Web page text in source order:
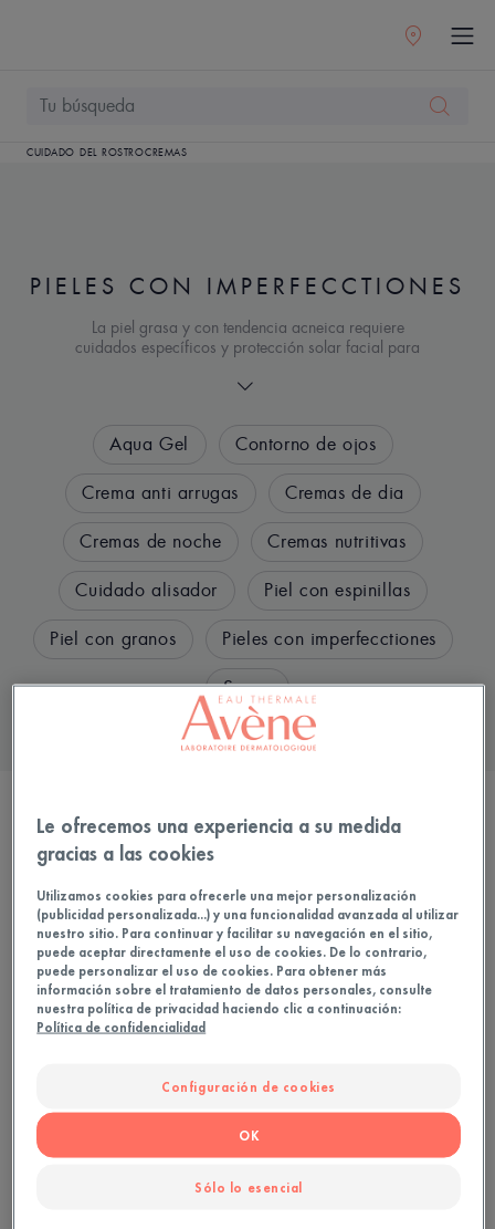
CUIDADO DEL ROSTROCREMAS
PIELES CON IMPERFECCTIONES
La piel grasa y con tendencia acneica requiere
cuidados específicos y protección solar facial para
esencial elegir productos adecuados, como cremas
Aqua Gel Contorno de ojos
Crema anti arrugas Cremas de dia
Cremas de noche Cremas nutritivas
Cuidado alisador Piel con espinillas
Piel con granos Pieles con imperfecctiones
Serum
FILTRAR LOS PRODUCTOS
3 resultados
Le ofrecemos una experiencia a su medida
gracias a las cookies
Utilizamos cookies para ofrecerle una mejor personalización
(publicidad personalizada...) y una funcionalidad avanzada al utilizar
nuestro sitio. Para continuar y facilitar su navegación en el sitio,
puede aceptar directamente el uso de cookies. De lo contrario,
puede personalizar el uso de cookies. Para obtener más
información sobre el tratamiento de datos personales, consulte
nuestra política de privacidad haciendo clic a continuación:
Política de confidencialidad
Configuración de cookies
Sólo lo esencial
OK